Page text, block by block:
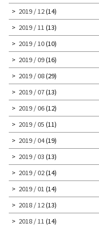
2019 / 12(14)
2019 / 11 (13)
2019 / 10(10)
2019 / 09(16)
2019 / 08(29)
2019 / 07(13)
2019 / 06(12)
2019 / 05 (11)
2019 / 04(19)
2019 / 03 (13)
2019 / 02(14)
2019 / 01 (14)
2018 / 12(13)
2018 / 11 (14)